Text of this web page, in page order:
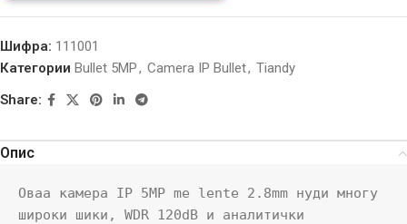
Шифра: 111001
Категории Bullet 5MP, Camera IP Bullet, Tiandy
Share:
Опис
Оваа камера IP 5MP me lente 2.8mm нуди многу
широки шики, WDR 120dB и аналитички